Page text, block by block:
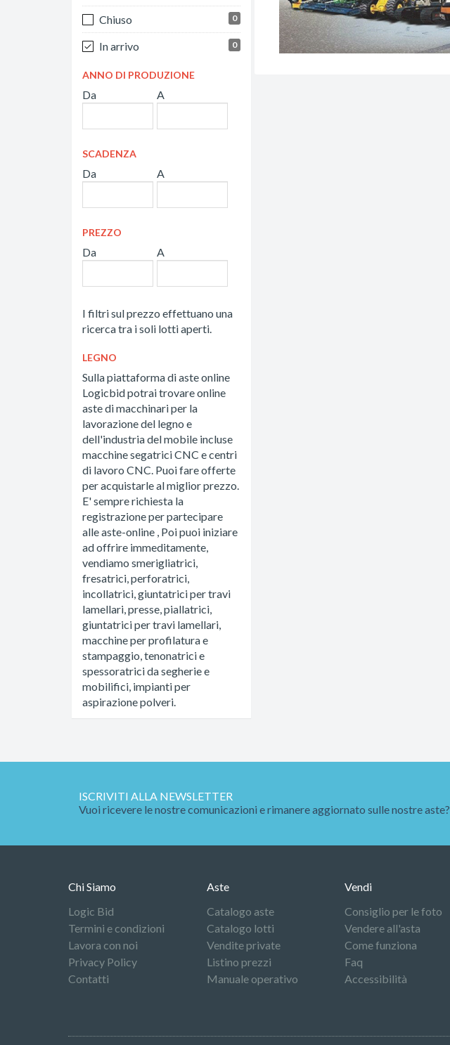
Chiuso 0
In arrivo 0
ANNO DI PRODUZIONE
Da A
SCADENZA
Da A
PREZZO
Da A
I filtri sul prezzo effettuano una
ricerca tra i soli lotti aperti.
LEGNO
Sulla piattaforma di aste online
Logicbid potrai trovare online
aste di macchinari per la
lavorazione del legno e
dell'industria del mobile incluse
macchine segatrici CNC e centri
di lavoro CNC. Puoi fare offerte
per acquistarle al miglior prezzo.
E' sempre richiesta la
registrazione per partecipare
alle aste-online , Poi puoi iniziare
ad offrire immeditamente,
vendiamo smerigliatrici,
fresatrici, perforatrici,
incollatrici, giuntatrici per travi
lamellari, presse, piallatrici,
giuntatrici per travi lamellari,
macchine per profilatura e
stampaggio, tenonatrici e
spessoratrici da segherie e
mobilifici, impianti per
aspirazione polveri.
ISCRIVITI ALLA NEWSLETTER
Vuoi ricevere le nostre comunicazioni e rimanere aggiornato sulle nostre aste?
Chi Siamo
Logic Bid
Termini e condizioni
Lavora con noi
Privacy Policy
Contatti
Aste
Catalogo aste
Catalogo lotti
Vendite private
Listino prezzi
Manuale operativo
Vendi
Consiglio per le foto
Vendere all'asta
Come funziona
Faq
Accessibilità